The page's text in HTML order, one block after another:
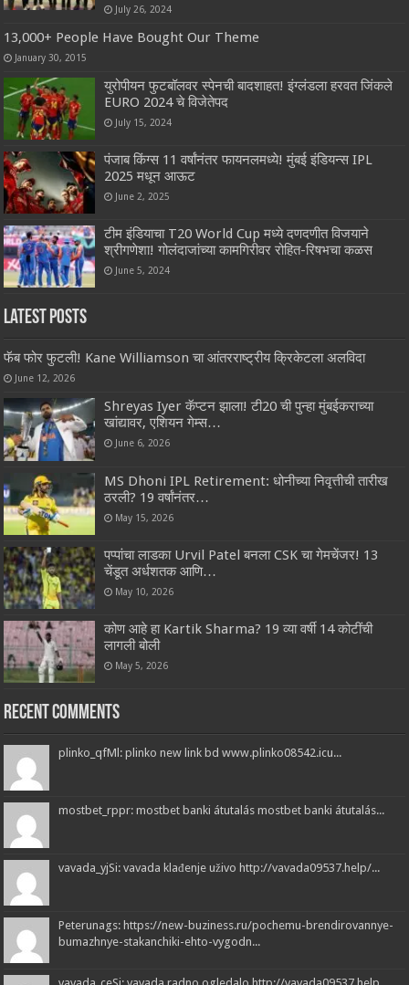
July 26, 2024
13,000+ People Have Bought Our Theme
January 30, 2015
युरोपीयन फुटबॉलवर स्पेनची बादशाहत! इंग्लंडला हरवत जिंकले
EURO 2024 चे विजेतेपद
July 15, 2024
पंजाब किंग्स 11 वर्षांनंतर फायनलमध्ये! मुंबई इंडियन्स IPL
2025 मधून आऊट
June 2, 2025
टीम इंडियाचा T20 World Cup मध्ये दणदणीत विजयाने
श्रीगणेशा! गोलंदाजांच्या कामगिरीवर रोहित-रिषभचा कळस
June 5, 2024
Latest Posts
फॅब फोर फुटली! Kane Williamson चा आंतरराष्ट्रीय क्रिकेटला अलविदा
June 12, 2026
Shreyas Iyer कॅप्टन झाला! टी20 ची पुन्हा मुंबईकराच्या
खांद्यावर, एशियन गेम्स…
June 6, 2026
MS Dhoni IPL Retirement: धोनीच्या निवृत्तीची तारीख
ठरली? 19 वर्षांनंतर…
May 15, 2026
पप्पांचा लाडका Urvil Patel बनला CSK चा गेमचेंजर! 13
चेंडूत अर्धशतक आणि…
May 10, 2026
कोण आहे हा Kartik Sharma? 19 व्या वर्षी 14 कोटींची
लागली बोली
May 5, 2026
Recent Comments
plinko_qfMl: plinko new link bd www.plinko08542.icu...
mostbet_rppr: mostbet banki átutalás mostbet banki átutalás...
vavada_yjSi: vavada klađenje uživo http://vavada09537.help/...
Peterunags: https://new-buziness.ru/pochemu-brendirovannye-
bumazhnye-stakanchiki-ehto-vygodn...